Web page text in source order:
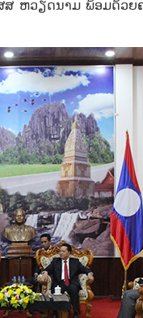
ຫວຽດນາມ ພ້ອມດ້ວຍຄ